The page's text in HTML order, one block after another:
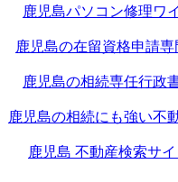
鹿児島パソコン修理ワ
鹿児島の在留資格申請専
鹿児島の相続専任行政
鹿児島の相続にも強い不
鹿児島 不動産検索サイ